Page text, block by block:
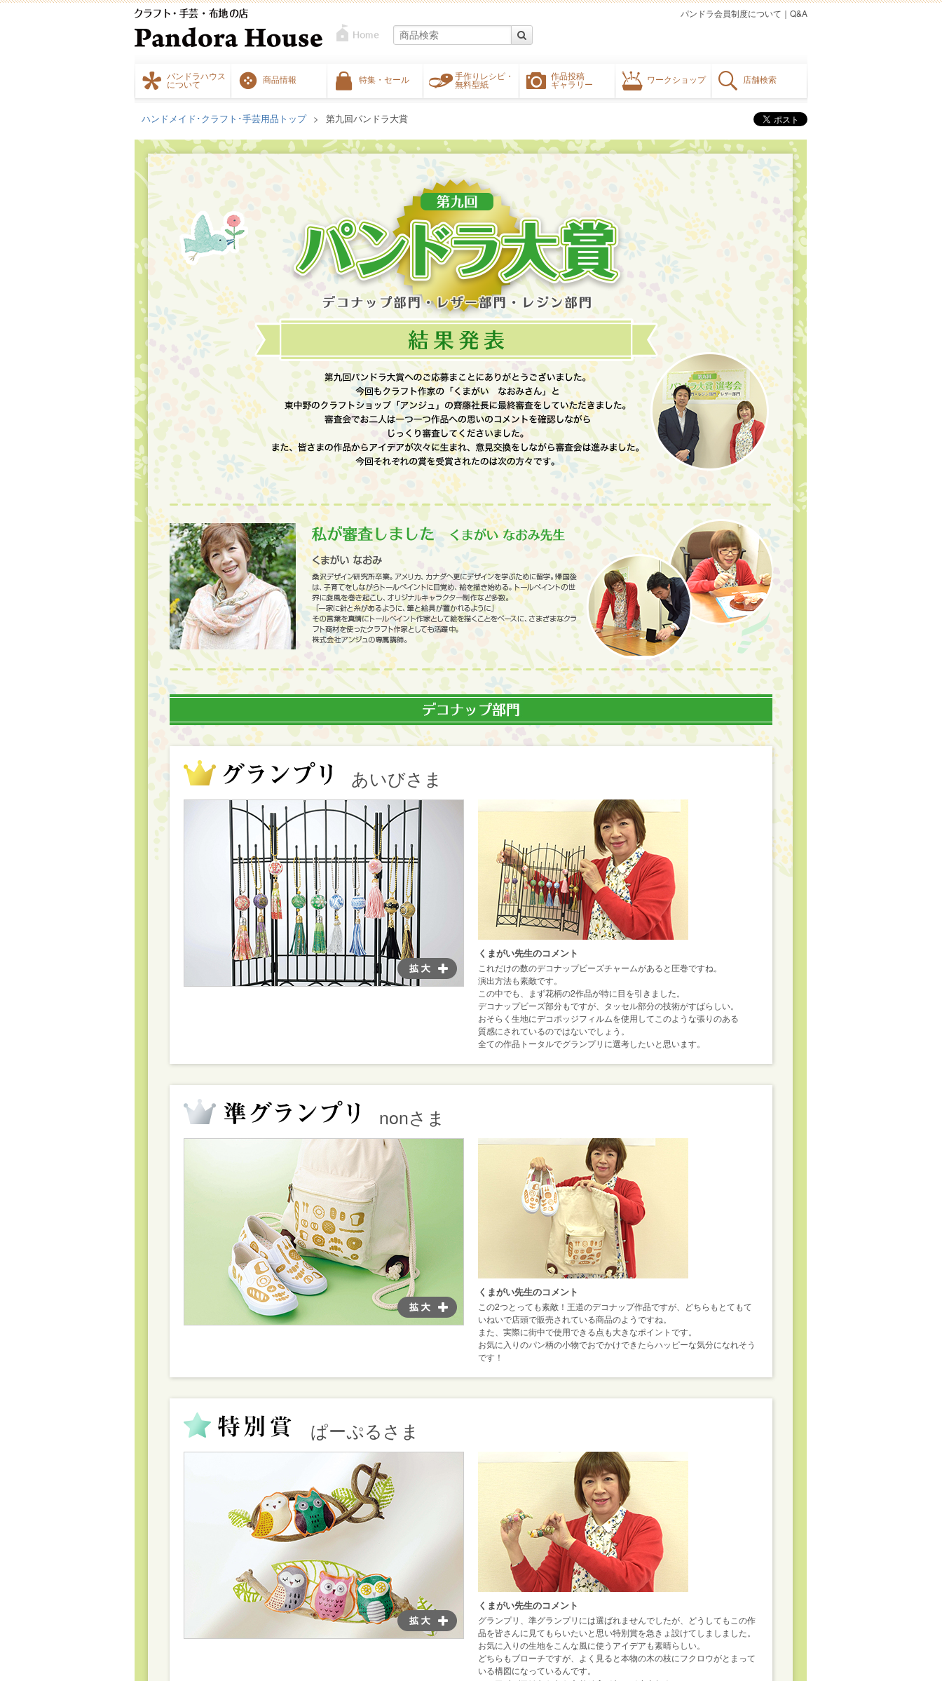
パンドラハウス
について
商品情報 特集・セール
手作りレシピ・
無料型紙
作品投稿
ギャラリー
ワークショップ 店舗検索
Q&A
｜
パンドラ会員制度について
ハンドメイド･クラフト･手芸用品トップ 第九回パンドラ大賞
あいびさま
くまがい先生のコメント
これだけの数のデコナップビーズチャームがあると圧巻ですね。
演出方法も素敵です。
この中でも、まず花柄の2作品が特に目を引きました。
デコナップビーズ部分もですが、タッセル部分の技術がすばらしい。
おそらく生地にデコポッジフィルムを使用してこのような張りのある
質感にされているのではないでしょう。
全ての作品トータルでグランプリに選考したいと思います。
nonさま
くまがい先生のコメント
この2つとっても素敵！王道のデコナップ作品ですが、どちらもとてもて
いねいで店頭で販売されている商品のようですね。
また、実際に街中で使用できる点も大きなポイントです。
お気に入りのパン柄の小物でおでかけできたらハッピーな気分になれそう
です！
ぱーぷるさま
くまがい先生のコメント
グランプリ、準グランプリには選ばれませんでしたが、どうしてもこの作
品を皆さんに見てもらいたいと思い特別賞を急きょ設けてしましました。
お気に入りの生地をこんな風に使うアイデアも素晴らしい。
どちらもブローチですが、よく見ると本物の木の枝にフクロウがとまって
いる構図になっているんです。